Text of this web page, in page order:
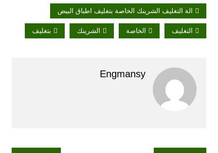
الة التغليف الشرينك الخاصة بتغليف اطباق البيض
التغليف الخاصة الشرينك بتغليف
Engmansy